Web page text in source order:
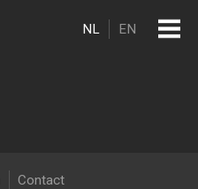
NL EN
Contact